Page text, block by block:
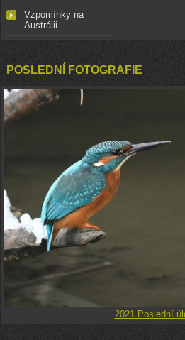
Vzpomínky na
Austrálii
POSLEDNÍ FOTOGRAFIE
2021 Poslední